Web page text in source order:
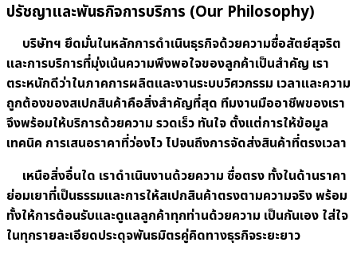
ปรัชญาและพันธกิจการบริการ (Our Philosophy)
บริษัทฯ ยึดมั่นในหลักการดำเนินธุรกิจด้วยความซื่อสัตย์สุจริต
และการบริการที่มุ่งเน้นความพึงพอใจของลูกค้าเป็นสำคัญ เรา
ตระหนักดีว่าในภาคการผลิตและงานระบบวิศวกรรม เวลาและความ
ถูกต้องของสเปกสินค้าคือสิ่งสำคัญที่สุด ทีมงานมืออาชีพของเรา
จึงพร้อมให้บริการด้วยความ รวดเร็ว ทันใจ ตั้งแต่การให้ข้อมูล
เทคนิค การเสนอราคาที่ว่องไว ไปจนถึงการจัดส่งสินค้าที่ตรงเวลา
เหนือสิ่งอื่นใด เราดำเนินงานด้วยความ ซื่อตรง ทั้งในด้านราคา
ย่อมเยาที่เป็นธรรมและการให้สเปกสินค้าตรงตามความจริง พร้อม
ทั้งให้การต้อนรับและดูแลลูกค้าทุกท่านด้วยความ เป็นกันเอง ใส่ใจ
ในทุกรายละเอียดประดุจพันธมิตรคู่คิดทางธุรกิจระยะยาว